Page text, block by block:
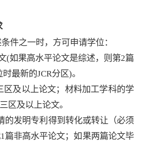
件之一时，方可申请学位：
(如果高水平论文是综述，则第2篇
时最新的JCR分区)。
区及 以上论文； 材料加工学科的学
三区及以上论文。
的发明专利得到转化或转让（必须
1篇非高水平论文；如果两篇论文毕